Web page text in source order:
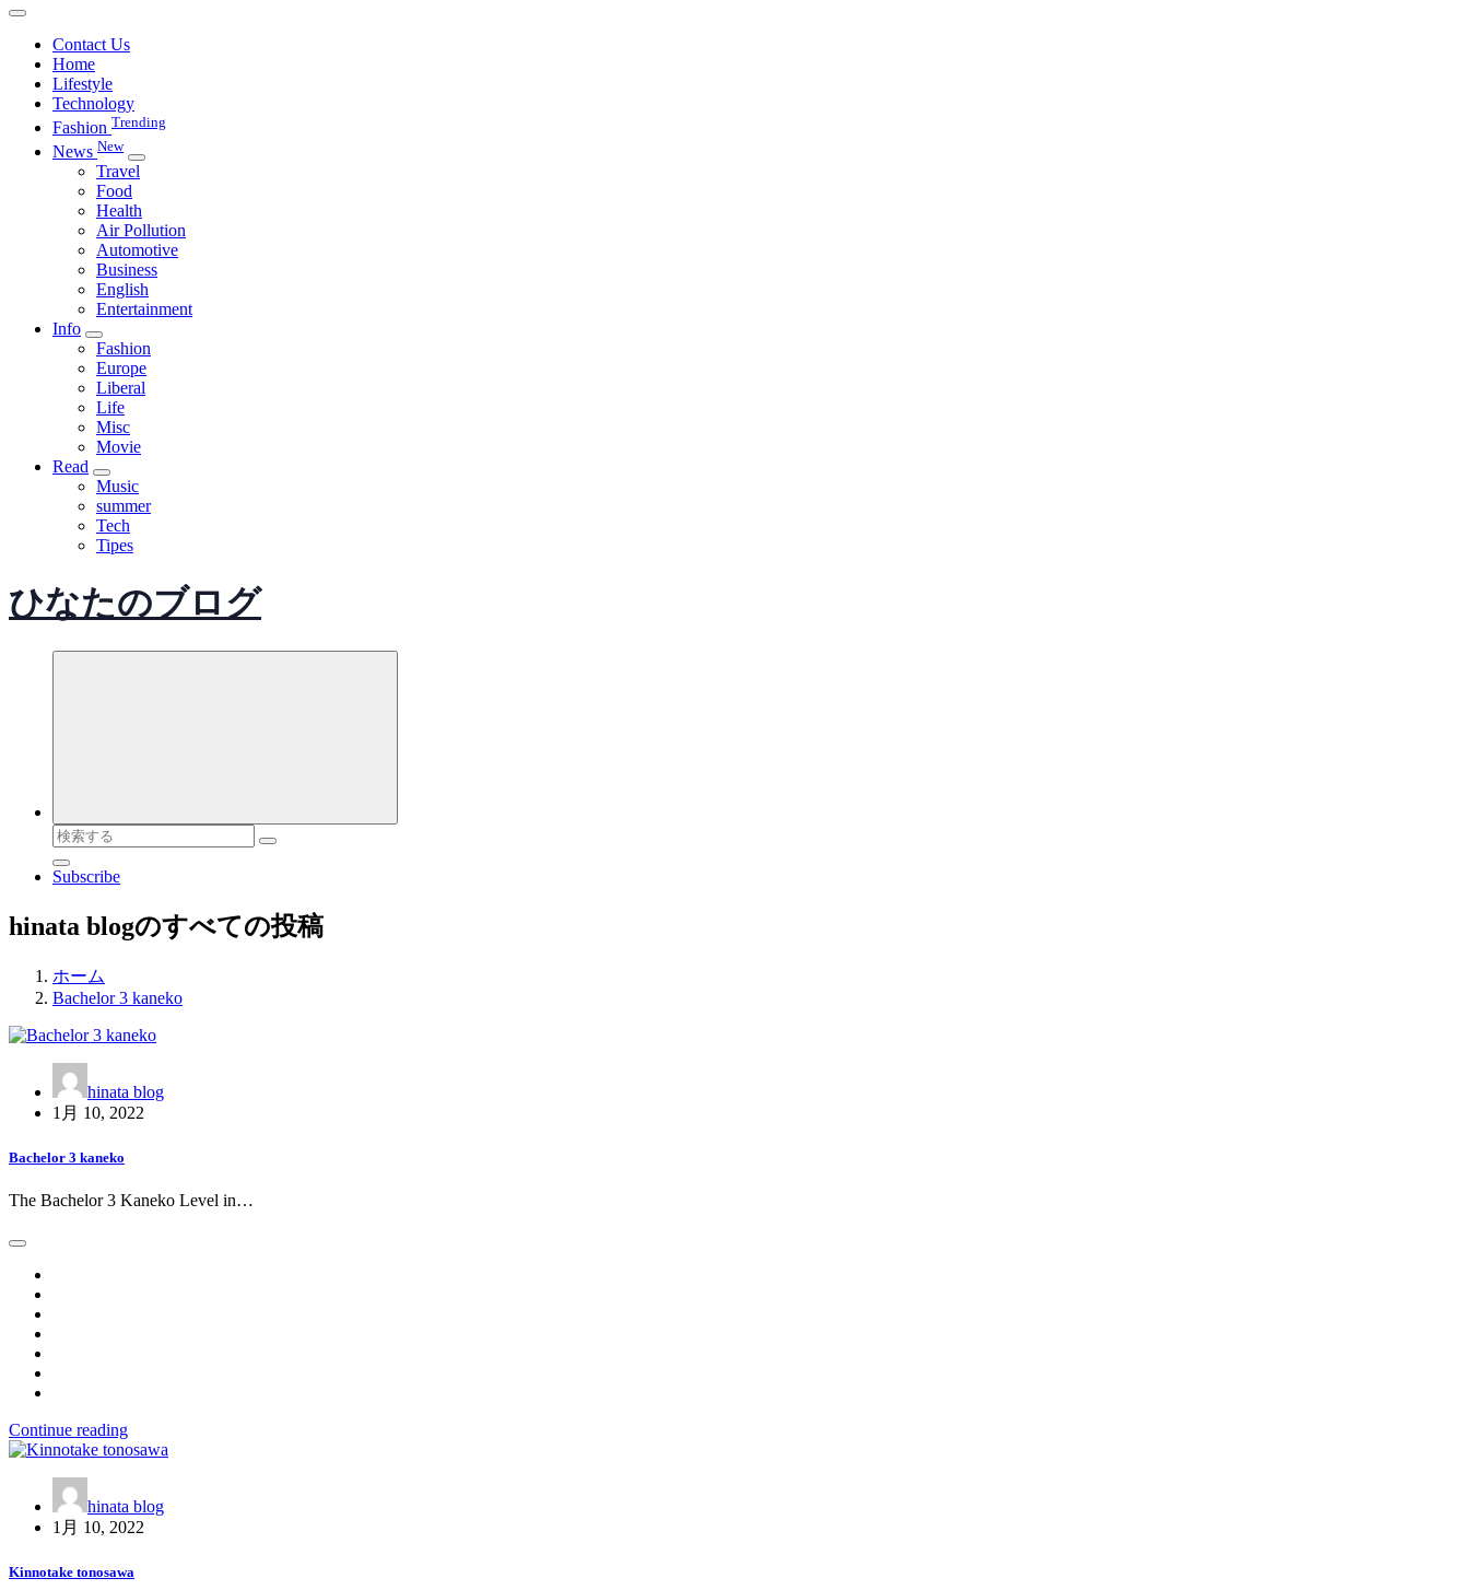
Contact Us
Home
Lifestyle
Technology
Fashion Trending
News New
Travel
Food
Health
Air Pollution
Automotive
Business
English
Entertainment
Info
Fashion
Europe
Liberal
Life
Misc
Movie
Read
Music
summer
Tech
Tipes
ひなたのブログ
検
索
対
Subscribe
hinata blogのすべての投稿
ホーム
Bachelor 3 kaneko
hinata blog
1月 10, 2022
Bachelor 3 kaneko
The Bachelor 3 Kaneko Level in…
Continue reading
hinata blog
1月 10, 2022
Kinnotake tonosawa